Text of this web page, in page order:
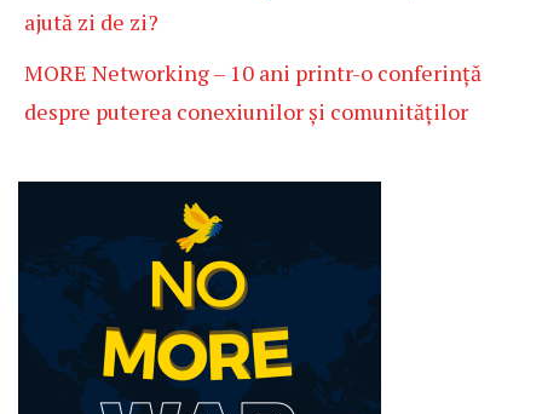
ajută zi de zi?
MORE Networking – 10 ani printr-o conferință
despre puterea conexiunilor și comunităților